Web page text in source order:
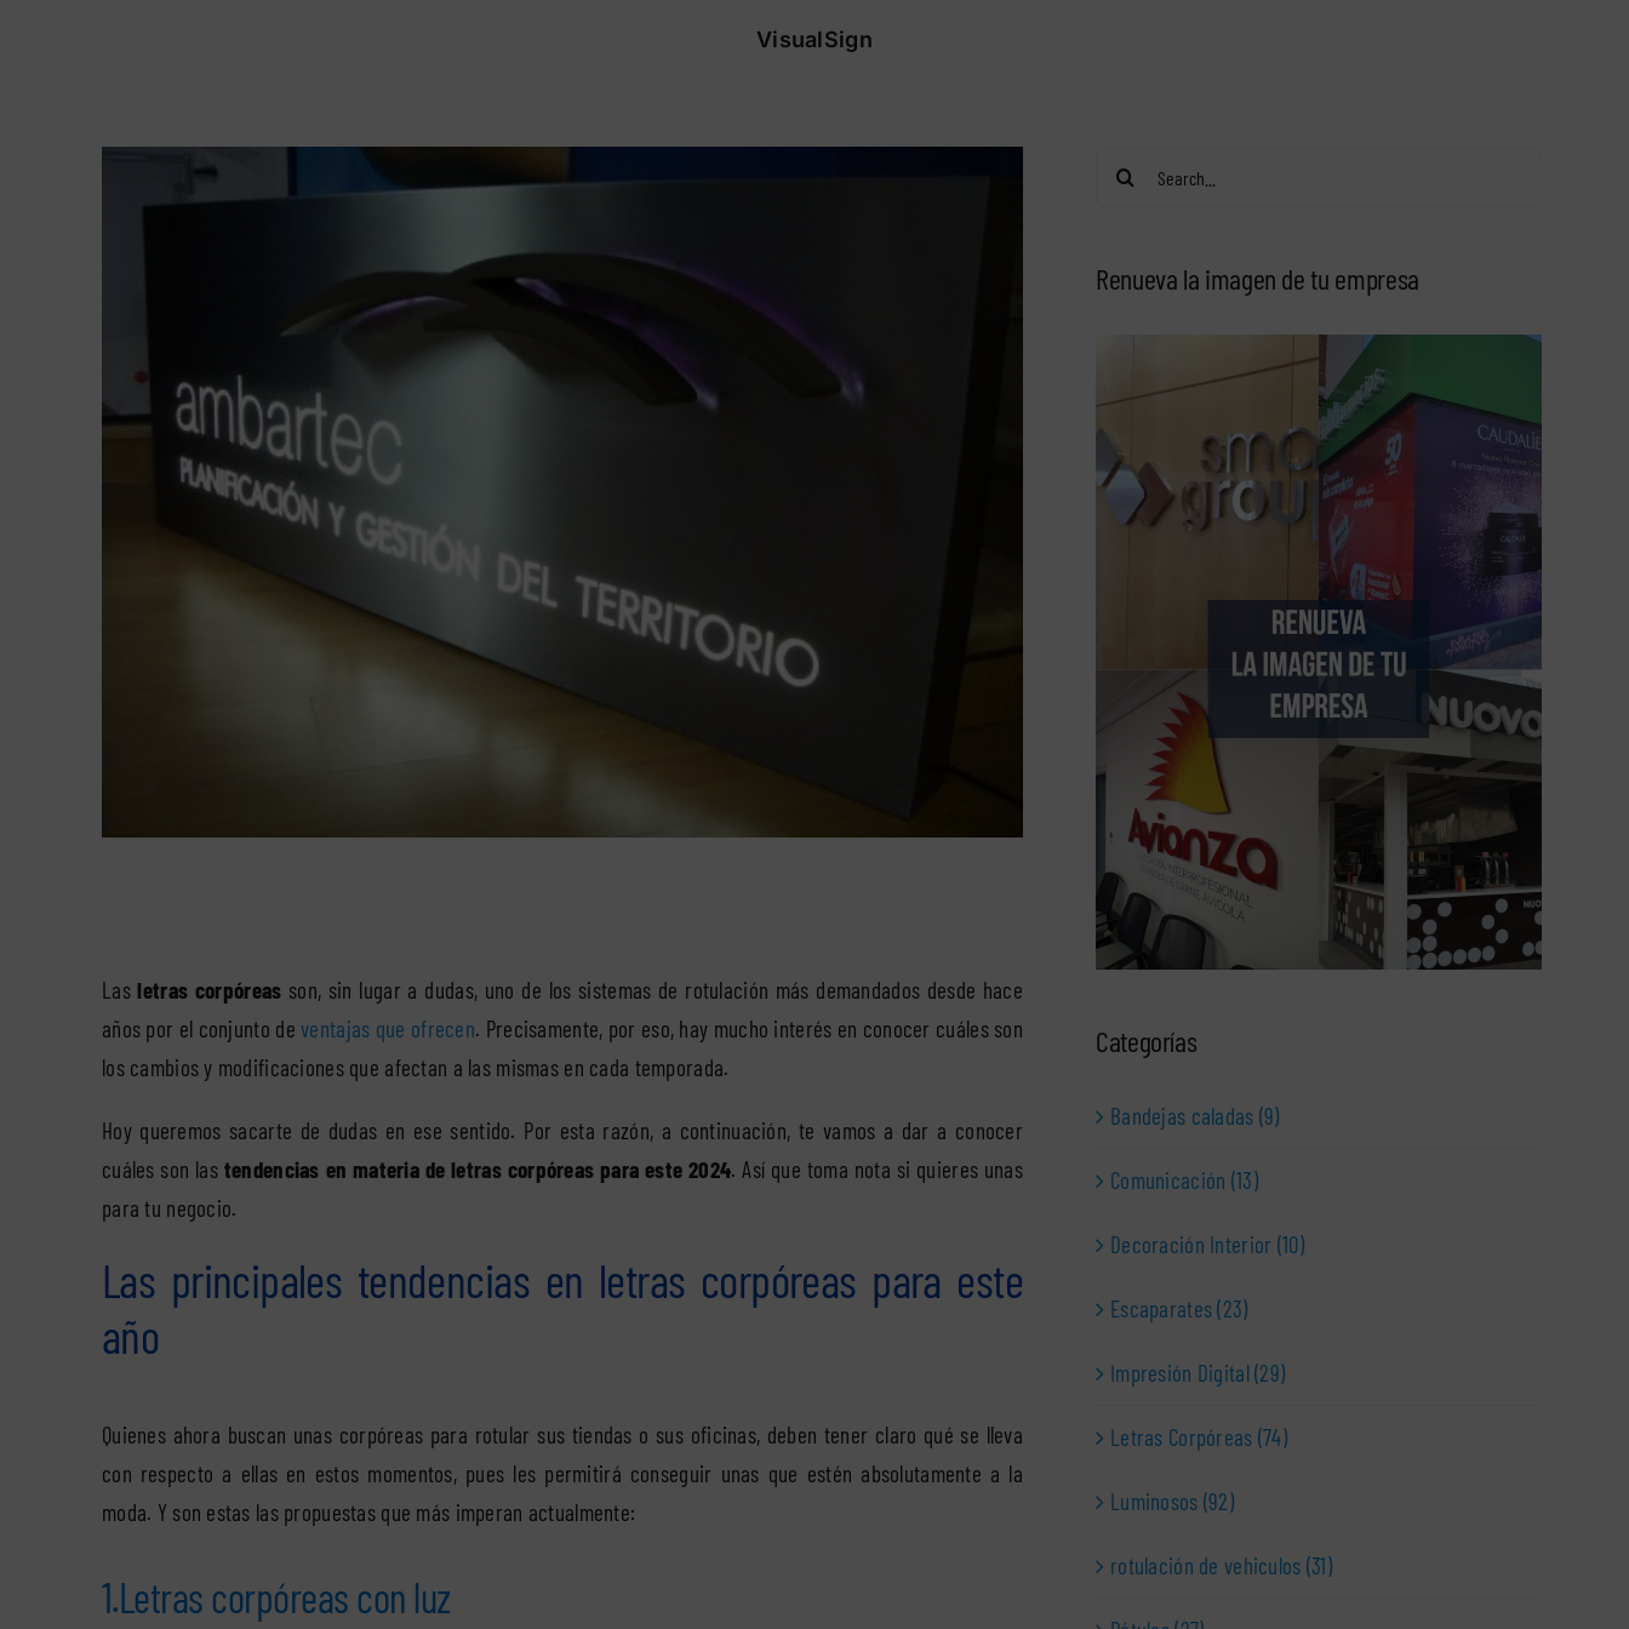
VisualSign
Lasletras corpóreas son, sin lugar a dudas, uno de los sistemas de rotulación más demandados desde hace
años por el conjunto deventajas que ofrecen. Precisamente, por eso, hay mucho interés en conocer cuáles son
los cambios y modificaciones que afectan a las mismas en cada temporada.
Hoy queremos sacarte de dudas en ese sentido. Por esta razón, a continuación, te vamos a dar a conocer
cuáles son las tendencias en materia de letras corpóreas para este 2024. Así que toma nota si quieres unas
para tu negocio.
Las principales tendencias en letras corpóreas para este
año
Quienes ahora buscan unas corpóreas para rotular sus tiendas o sus oficinas, deben tener claro qué se lleva
con respecto a ellas en estos momentos, pues les permitirá conseguir unas que estén absolutamente a la
moda. Y son estas las propuestas que más imperan actualmente:
1.Letras corpóreas con luz
Search
Renueva la imagen de tu empresa
Categorías
Bandejas caladas (9)
Comunicación (13)
Decoración Interior (10)
Escaparates (23)
Impresión Digital (29)
Letras Corpóreas (74)
Luminosos (92)
rotulación de vehiculos (31)